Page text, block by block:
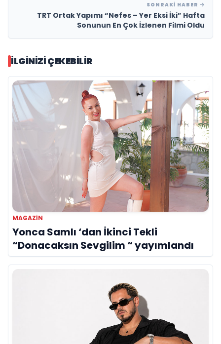
SONRAKI HABER
TRT Ortak Yapımı “Nefes – Yer Eksi İki” Hafta
Sonunun En Çok İzlenen Filmi Oldu
İLGINIZI ÇEKEBILIR
MAGAZIN
Yonca Samlı ‘dan İkinci Tekli
“Donacaksın Sevgilim “ yayımlandı